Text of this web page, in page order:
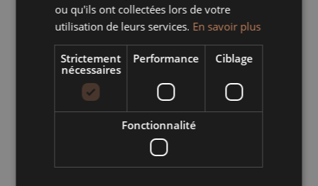
TERRINES OVALES
ou qu'ils ont collectées lors de votre
utilisation de leurs services. En savoir plus
Strictement
nécessaires
Performance Ciblage
Fonctionnalité